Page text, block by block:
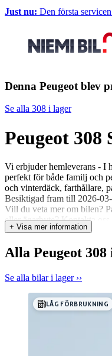
Just nu: Den första
Denna Peugeot blev
Se alla 308 i lager
Peugeot
Vi erbjuder hemleverans - I
perfekt för både familj och
och vinterdäck, farthållare,
Besiktigad fram till 2026-
Vill du veta mer om bilen?
eller ägarbyte? Kontakta
Vill du byta in din
+ Visa mer information
Alla Peugeot 308
Se alla bilar i lager ››
LÅG FÖRBRUKNING